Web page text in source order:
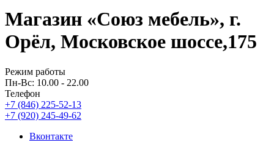
Магазин «Союз мебель», г.
Орёл, Московское шоссе,175
Режим работы
Пн-Вс: 10.00 - 22.00
Телефон
+7 (846) 225-52-13
+7 (920) 245-49-62
Вконтакте